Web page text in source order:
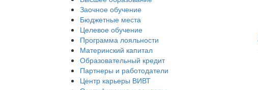
Заочное обучение
Бюджетные места
Целевое обучение
Программа лояльности
Материнский капитал
Образовательный кредит
Партнеры и работодатели
Центр карьеры ВИВТ